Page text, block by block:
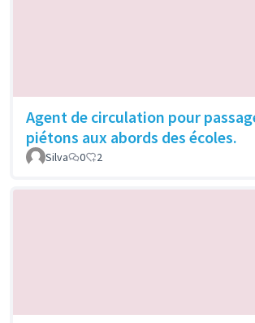
Agent de circulation pour
piétons aux abords des écoles.
Silva 0 2